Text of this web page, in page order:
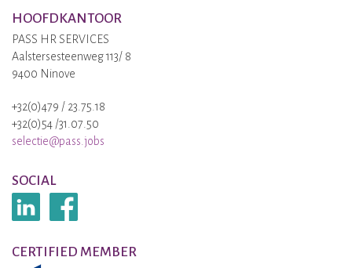
HOOFDKANTOOR
PASS HR SERVICES
Aalstersesteenweg 113/ 8
9400 Ninove
+32(0)479 / 23.75.18
+32(0)54 /31.07.50
selectie@pass.jobs
SOCIAL
CERTIFIED MEMBER